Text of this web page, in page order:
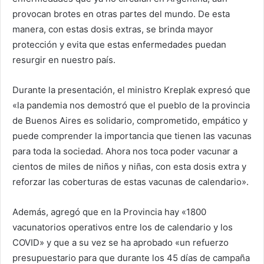
provocan brotes en otras partes del mundo. De esta
manera, con estas dosis extras, se brinda mayor
protección y evita que estas enfermedades puedan
resurgir en nuestro país.
Durante la presentación, el ministro Kreplak expresó que
«la pandemia nos demostró que el pueblo de la provincia
de Buenos Aires es solidario, comprometido, empático y
puede comprender la importancia que tienen las vacunas
para toda la sociedad. Ahora nos toca poder vacunar a
cientos de miles de niños y niñas, con esta dosis extra y
reforzar las coberturas de estas vacunas de calendario».
Además, agregó que en la Provincia hay «1800
vacunatorios operativos entre los de calendario y los
COVID» y que a su vez se ha aprobado «un refuerzo
presupuestario para que durante los 45 días de campaña